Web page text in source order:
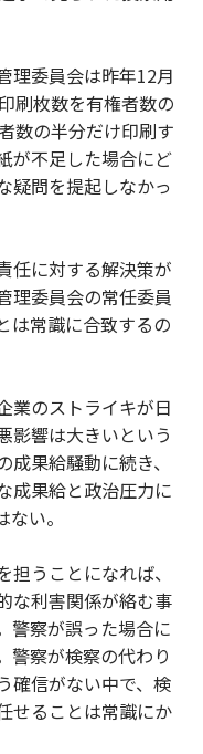
理委員会は昨年12月
刷枚数を有権者数の
数の半分だけ印刷す
が不足した場合にど
疑問を提起しなかっ
任に対する解決策が
理委員会の常任委員
は常識に合致するの
業のストライキが日
影響は大きいという
果給騒動に続き、
成果給と政治圧力に
い。
うことになれば、
な利害関係が絡む事
警察が誤った場合に
警察が検察の代わり
確信がない中で、検
せることは常識にか